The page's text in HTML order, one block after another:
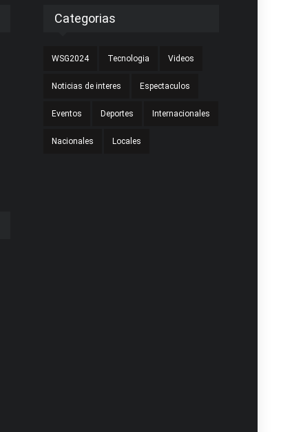
Categorias
WSG2024 Tecnologia Videos
Noticias de interes Espectaculos
Eventos Deportes Internacionales
Nacionales Locales